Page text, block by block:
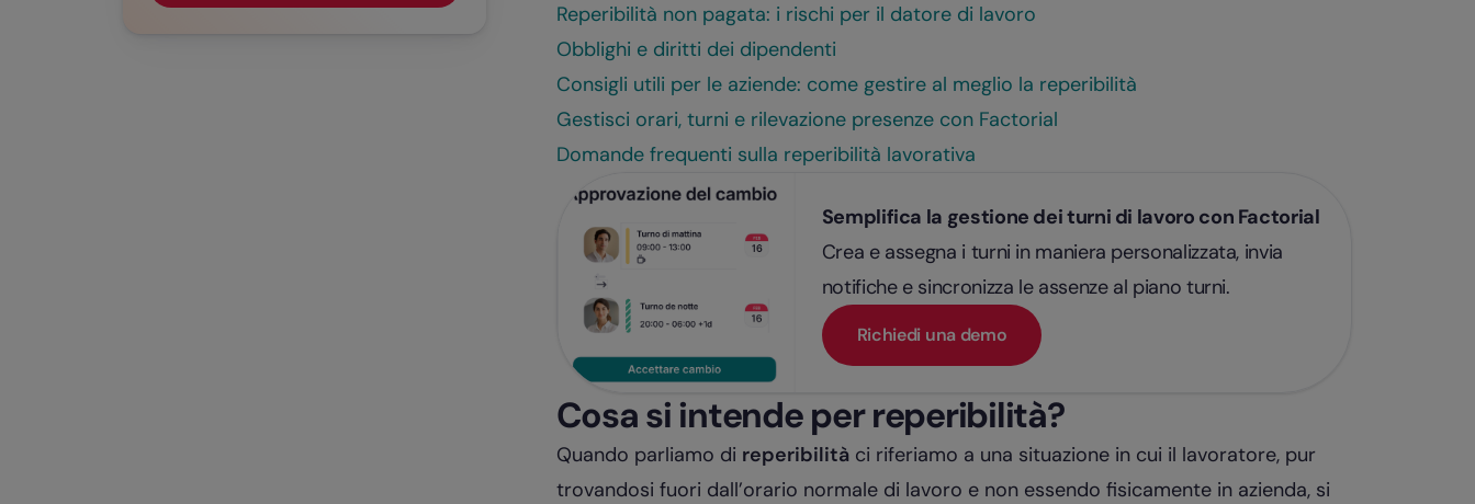
Reperibilità non pagata: i rischi per il datore di lavoro
Obblighi e diritti dei dipendenti
Consigli utili per le aziende: come gestire al meglio la reperibilità
Gestisci orari, turni e rilevazione presenze con Factorial
Domande frequenti sulla reperibilità lavorativa
Semplifica la gestione dei turni di lavoro con Factorial
Crea e assegna i turni in maniera personalizzata, invia
notifiche e sincronizza le assenze al piano turni.
Richiedi una demo
Cosa si intende per reperibilità?
Quando parliamo di reperibilitàci riferiamo a una situazione in cui il lavoratore, pur
trovandosi fuori dall’orario normale di lavoro e non essendo fisicamente in azienda, si